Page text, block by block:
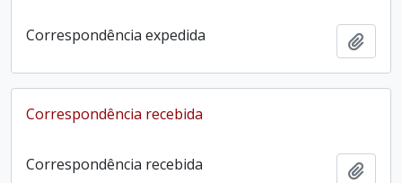
Correspondência expedida
Correspondência recebida
Correspondência recebida